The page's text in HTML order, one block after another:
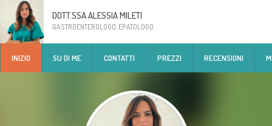
DOTT.SSA ALESSIA MILETI
GASTROENTEROLOGO, EPATOLOGO
INIZIO SU DI ME CONTATTI PREZZI RECENSIONI